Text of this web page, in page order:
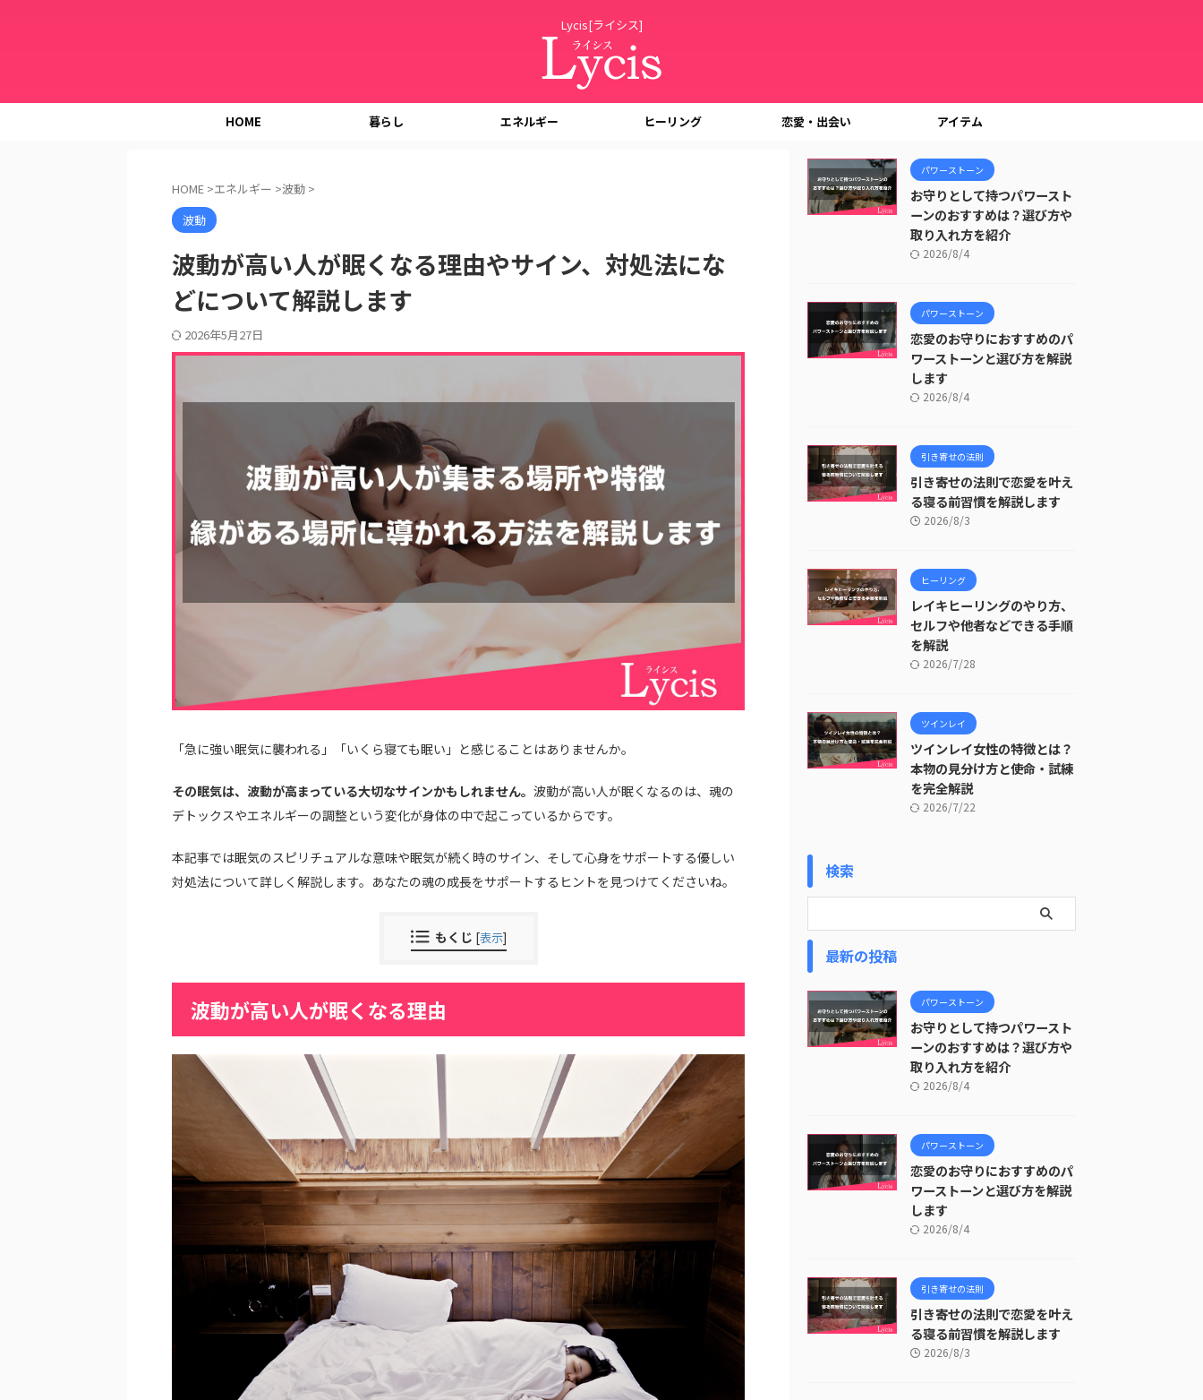
Lycis[ライシス]
HOME 暮らし エネルギー ヒーリング 恋愛・出会い アイテム
HOME >エネルギー >波動 >
波動
波動が高い人が眠くなる理由やサイン、対処法にな
どについて解説します
2026年5月27日
「急に強い眠気に襲われる」「いくら寝ても眠い」と感じることはありませんか。
その眠気は、波動が高まっている大切なサインかもしれません。 波動が高い人が眠くなるのは、魂の
デトックスやエネルギーの調整という変化が身体の中で起こっているからです。
本記事では眠気のスピリチュアルな意味や眠気が続く時のサイン、そして心身をサポートする優しい
対処法について詳しく解説します。あなたの魂の成長をサポートするヒントを見つけてくださいね。
もくじ [表示]
波動が高い人が眠くなる理由
パワーストーン
お守りとして持つパワースト
ーンのおすすめは？選び方や
取り入れ方を紹介
2026/8/4
パワーストーン
恋愛のお守りにおすすめのパ
ワーストーンと選び方を解説
します
2026/8/4
引き寄せの法則
引き寄せの法則で恋愛を叶え
る寝る前習慣を解説します
2026/8/3
ヒーリング
レイキヒーリングのやり方、
セルフや他者などできる手順
を解説
2026/7/28
ツインレイ
ツインレイ女性の特徴とは？
本物の見分け方と使命・試練
を完全解説
2026/7/22
検索
最新の投稿
パワーストーン
お守りとして持つパワースト
ーンのおすすめは？選び方や
取り入れ方を紹介
2026/8/4
パワーストーン
恋愛のお守りにおすすめのパ
ワーストーンと選び方を解説
します
2026/8/4
引き寄せの法則
引き寄せの法則で恋愛を叶え
る寝る前習慣を解説します
2026/8/3